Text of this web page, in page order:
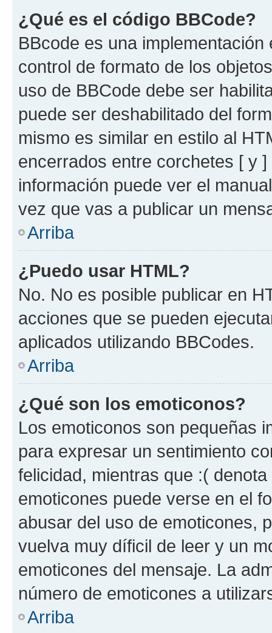
¿Qué es el código BBCode?
BBcode es una
control de formato de los
uso de BBCode debe ser
puede ser deshabilitado del
mismo es similar en estilo al
encerrados entre corchetes [ y
información puede ver el
vez que vas a publicar un
Arriba
¿Puedo usar HTML?
No. No es posible publicar en
acciones que se pueden
aplicados utilizando BBCodes.
Arriba
¿Qué son los emoticonos?
Los emoticonos son pequeñas
para expresar un sentimiento
felicidad, mientras que :(
emoticones puede verse en el
abusar del uso de emoticones,
vuelva muy díficil de leer y un
emoticones del mensaje. La
número de emoticones a
Arriba